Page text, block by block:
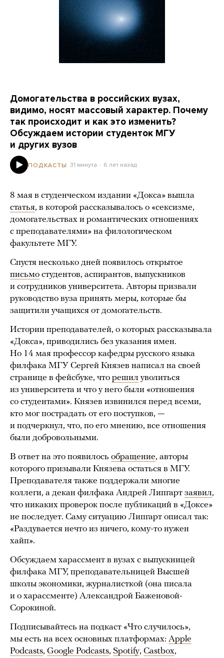
Домогательства в российских вузах,
видимо, носят массовый характер. Почему
так происходит и как это изменить?
Обсуждаем истории студенток МГУ
и других вузов
ПОДКАСТЫ 31 минута 6 лет назад
8 мая в студенческом издании «Докса» вышла
статья, в которой рассказывалось о «сексизме,
домогательствах и романтических отношениях
с преподавателями» на филологическом
факультете МГУ.
Спустя несколько дней появилось открытое
письмо студентов, аспирантов, выпускников
и сотрудников университета. Авторы призвали
руководство вуза принять меры, которые бы
защитили учащихся от домогательств.
Истории преподавателей, о которых рассказывала
«Докса», приводились без указания имен.
Но 14 мая профессор кафедры русского языка
филфака МГУ Сергей Князев написал на своей
странице в фейсбуке, что решил уволиться
из университета и что у него были «отношения
со студентами». Князев извинился перед всеми,
кто мог пострадать от его поступков, —
и подчеркнул, что, по его мнению, все отношения
были добровольными.
В ответ на это появилось обращение, авторы
которого призывали Князева остаться в МГУ.
Преподавателя также поддержали многие
коллеги, а декан филфака Андрей Липгарт заявил,
что никаких проверок после публикаций в «Доксе»
не последует. Саму ситуацию Липгарт описал так:
«Раздувается нечто из ничего, кому-то нужен
хайп».
Обсуждаем харассмент в вузах с выпускницей
филфака МГУ, преподавательницей Высшей
школы экономики, журналисткой (она писала
и о харассменте) Александрой Баженовой-
Сорокиной.
Подписывайтесь на подкаст «Что случилось»,
мы есть на всех основных платформах: Apple
Podcasts, Google Podcasts, Spotify, Castbox,